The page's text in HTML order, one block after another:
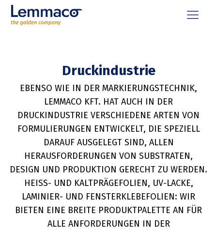
Druckindustrie
EBENSO WIE IN DER MARKIERUNGSTECHNIK,
LEMMACO KFT. HAT AUCH IN DER
DRUCKINDUSTRIE VERSCHIEDENE ARTEN VON
FORMULIERUNGEN ENTWICKELT, DIE SPEZIELL
DARAUF AUSGELEGT SIND, ALLEN
HERAUSFORDERUNGEN VON SUBSTRATEN,
DESIGN UND PRODUKTION GERECHT ZU WERDEN.
HEISS- UND KALTPRÄGEFOLIEN, UV-LACKE, L
AMINIER- UND FENSTERKLEBEFOLIEN: WIR B
IETEN EINE BREITE PRODUKTPALETTE AN FÜR A
LLE ANFORDERUNGEN IN DER D